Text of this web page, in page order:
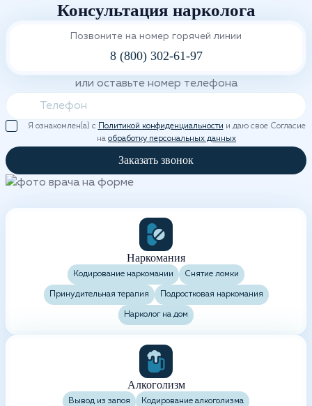
Консультация нарколога
Позвоните на номер горячей линии
8 (800) 302-61-97
или оставьте номер телефона
Я ознакомлен(а) с Политикой конфиденциальности и даю свое Согласие
на обработку персональных данных
Заказать звонок
Наркомания
Кодирование наркомании Снятие ломки
Принудительная терапия Подростковая наркомания
Нарколог на дом
Алкоголизм
Вывод из запоя Кодирование алкоголизма